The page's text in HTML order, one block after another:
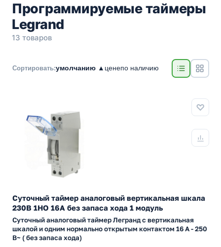
Программируемые таймеры
Legrand
13 товаров
Сортировать:умолчанию ▲ ценепо наличию
Суточный таймер аналоговый вертикальная шкала
230В 1НО 16А без запаса хода 1 модуль
Суточный аналоговый таймер Легранд с вертикальная
шкалой и одним нормально открытым контактом 16 А - 250
В~ ( без запаса хода)